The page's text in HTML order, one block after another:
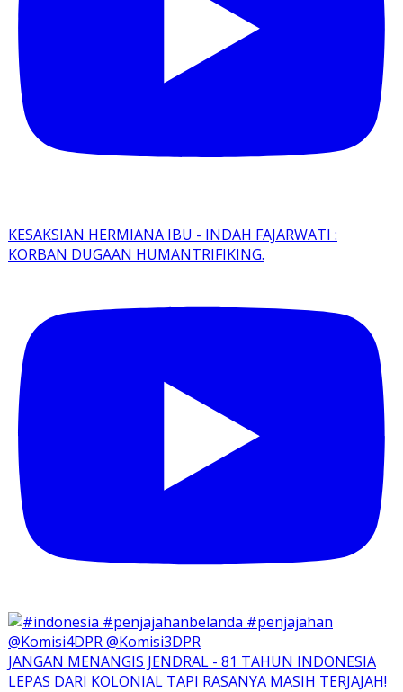
KESAKSIAN HERMIANA IBU - INDAH FAJARWATI :
KORBAN DUGAAN HUMANTRIFIKING.
JANGAN MENANGIS JENDRAL - 81 TAHUN INDONESIA
LEPAS DARI KOLONIAL TAPI RASANYA MASIH TERJAJAH!